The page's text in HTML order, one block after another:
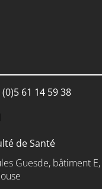
(0)5 61 14 59 38
de Santé
Guesde, bâtiment